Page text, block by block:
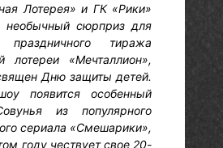
Лотерея» и ГК «Рики»
необычный сюрприз для
праздничного тиража
лотереи «Мечталлион»,
Дню защиты детей.
появится особенный
из популярного
сериала «Смешарики»,
году чествует свое 20-